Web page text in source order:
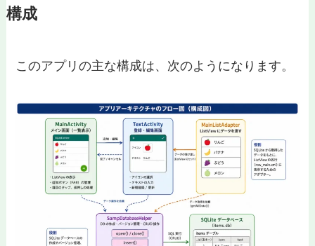
構成
このアプリの主な構成は、次のようになります。